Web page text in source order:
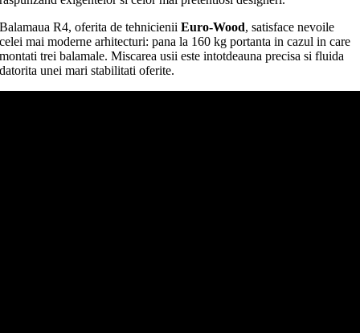
Balamaua R4, oferita de tehnicieniiEuro-Wood, satisface nevoile
celei mai moderne arhitecturi: pana la 160 kg portanta in cazul in care
montati trei balamale. Miscarea usii este intotdeauna precisa si fluida
datorita unei mari stabilitati oferite.